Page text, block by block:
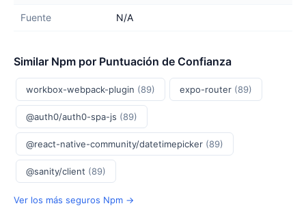
Fuente N/A
Similar Npm por Puntuación de Confianza
workbox-webpack-plugin (89) expo-router (89)
@auth0/auth0-spa-js (89)
@react-native-community/datetimepicker (89)
@sanity/client (89)
Ver los más seguros Npm →